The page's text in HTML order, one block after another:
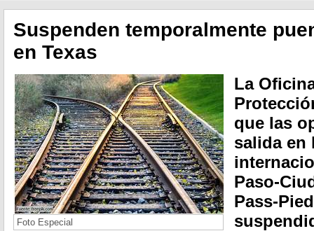
Suspenden temporalmente
en Texas
Foto Especial
La
que las
salida en
Paso-
Pass-